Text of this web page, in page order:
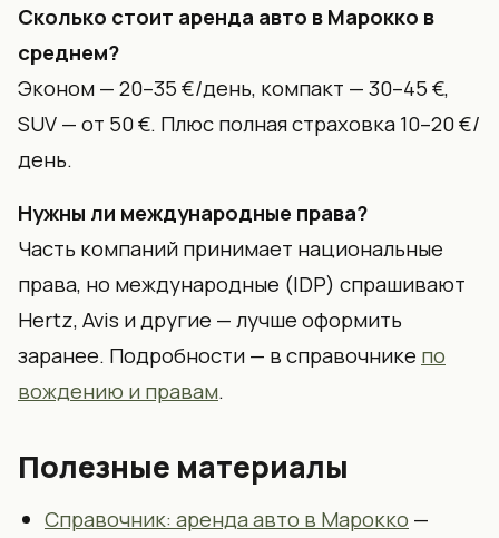
Сколько стоит аренда авто в Марокко в
среднем?
Эконом — 20–35 €/день, компакт — 30–45 €,
SUV — от 50 €. Плюс полная страховка 10–20 €/
день.
Нужны ли международные права?
Часть компаний принимает национальные
права, но международные (IDP) спрашивают
Hertz, Avis и другие — лучше оформить
заранее. Подробности — в справочнике по
вождению и правам.
Полезные материалы
Справочник: аренда авто в Марокко —